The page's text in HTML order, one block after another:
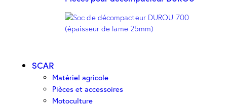
SCAR
Matériel agricole
Pièces et accessoires
Motoculture